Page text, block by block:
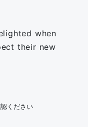
when
their new
ください